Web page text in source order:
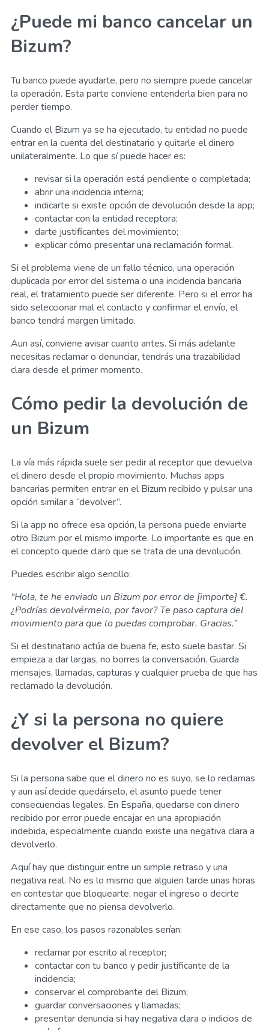
¿Puede mi banco cancelar un
Bizum?
Tu banco puede ayudarte, pero no siempre puede cancelar
la operación. Esta parte conviene entenderla bien para no
perder tiempo.
Cuando el Bizum ya se ha ejecutado, tu entidad no puede
entrar en la cuenta del destinatario y quitarle el dinero
unilateralmente. Lo que sí puede hacer es:
revisar si la operación está pendiente o completada;
abrir una incidencia interna;
indicarte si existe opción de devolución desde la app;
contactar con la entidad receptora;
darte justificantes del movimiento;
explicar cómo presentar una reclamación formal.
Si el problema viene de un fallo técnico, una operación
duplicada por error del sistema o una incidencia bancaria
real, el tratamiento puede ser diferente. Pero si el error ha
sido seleccionar mal el contacto y confirmar el envío, el
banco tendrá margen limitado.
Aun así, conviene avisar cuanto antes. Si más adelante
necesitas reclamar o denunciar, tendrás una trazabilidad
clara desde el primer momento.
Cómo pedir la devolución de
un Bizum
La vía más rápida suele ser pedir al receptor que devuelva
el dinero desde el propio movimiento. Muchas apps
bancarias permiten entrar en el Bizum recibido y pulsar una
opción similar a “devolver”.
Si la app no ofrece esa opción, la persona puede enviarte
otro Bizum por el mismo importe. Lo importante es que en
el concepto quede claro que se trata de una devolución.
Puedes escribir algo sencillo:
“Hola, te he enviado un Bizum por error de [importe] €.
¿Podrías devolvérmelo, por favor? Te paso captura del
movimiento para que lo puedas comprobar. Gracias.”
Si el destinatario actúa de buena fe, esto suele bastar. Si
empieza a dar largas, no borres la conversación. Guarda
mensajes, llamadas, capturas y cualquier prueba de que has
reclamado la devolución.
¿Y si la persona no quiere
devolver el Bizum?
Si la persona sabe que el dinero no es suyo, se lo reclamas
y aun así decide quedárselo, el asunto puede tener
consecuencias legales. En España, quedarse con dinero
recibido por error puede encajar en una apropiación
indebida, especialmente cuando existe una negativa clara a
devolverlo.
Aquí hay que distinguir entre un simple retraso y una
negativa real. No es lo mismo que alguien tarde unas horas
en contestar que bloquearte, negar el ingreso o decirte
directamente que no piensa devolverlo.
En ese caso, los pasos razonables serían:
reclamar por escrito al receptor;
contactar con tu banco y pedir justificante de la
incidencia;
conservar el comprobante del Bizum;
guardar conversaciones y llamadas;
presentar denuncia si hay negativa clara o indicios de